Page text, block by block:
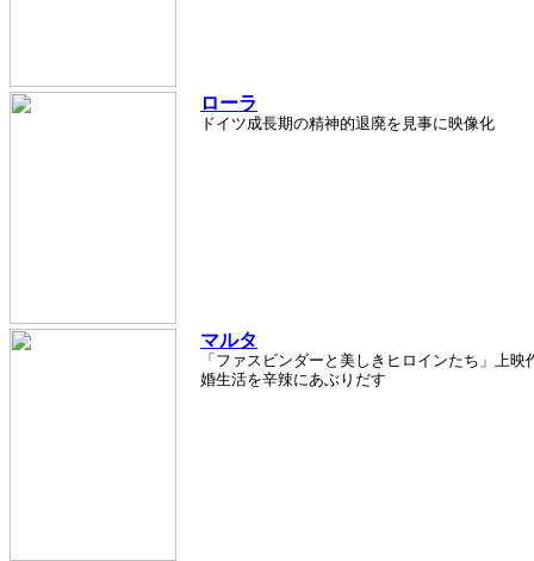
ローラ
ドイツ成長期の精神的退廃を見事に映像化
マルタ
「ファスビンダーと美しきヒロインたち」上
婚生活を辛辣にあぶりだす